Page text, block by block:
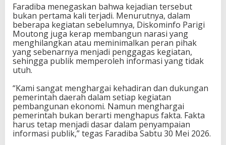
e
r
j
a
P
h
L
a
i
n
Faradiba menegaskan bahwa kejadian tersebut
bukan pertama kali terjadi. Menurutnya, dalam
beberapa kegiatan sebelumnya, Diskominfo Parigi
Moutong juga kerap membangun narasi yang
menghilangkan atau meminimalkan peran pihak
yang sebenarnya menjadi penggagas kegiatan,
sehingga publik memperoleh informasi yang tidak
utuh.
“Kami sangat menghargai kehadiran dan dukungan
pemerintah daerah dalam setiap kegiatan
pembangunan ekonomi. Namun menghargai
pemerintah bukan berarti menghapus fakta. Fakta
harus tetap menjadi dasar dalam penyampaian
informasi publik,” tegas Faradiba Sabtu 30 Mei 2026.